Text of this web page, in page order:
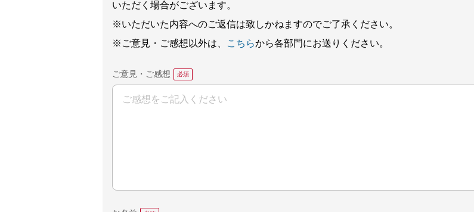
いただく場合がございます。
※いただいた内容へのご返信は致しかねますのでご了承ください。
※ご意見・ご感想以外は、
こちらから各部門にお送りください。
ご意見・ご感想